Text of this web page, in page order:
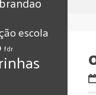
‎escola
‎fdr